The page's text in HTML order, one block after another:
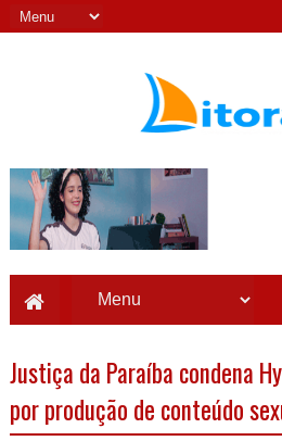
Justiça da Paraíba condena
por produção de conteúdo